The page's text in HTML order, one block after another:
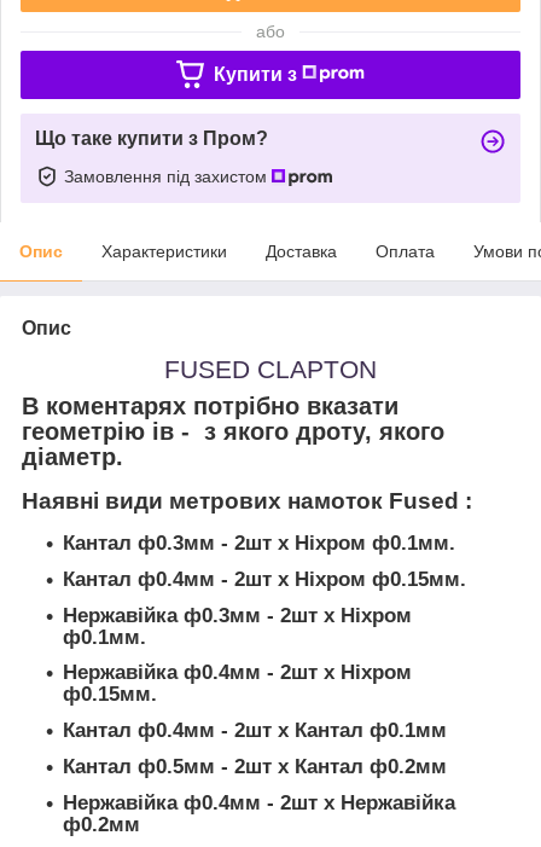
або
Купити з
Що таке купити з Пром?
Замовлення під захистом
Опис Характеристики Доставка Оплата Умови
Опис
FUSED CLAPTON
В коментарях потрібно вказати
геометрію ів - з якого дроту, якого
діаметр.
Наявні види метрових намоток Fused :
Кантал ф0.3мм - 2шт х Ніхром ф0.1мм.
Кантал ф0.4мм - 2шт х Ніхром ф0.15мм.
Нержавійка ф0.3мм - 2шт х Ніхром
ф0.1мм.
Нержавійка ф0.4мм - 2шт х Ніхром
ф0.15мм.
Кантал ф0.4мм - 2шт х Кантал ф0.1мм
Кантал ф0.5мм - 2шт х Кантал ф0.2мм
Нержавійка ф0.4мм - 2шт х Нержавійка
ф0.2мм